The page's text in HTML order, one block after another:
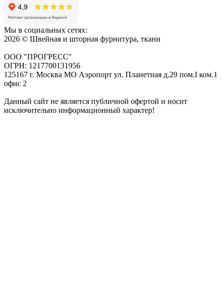
Мы в социальных сетях:
2026 © Швейная и шторная фурнитура, ткани
ООО "ПРОГРЕСС"
ОГРН: 1217700131956
125167 г. Москва МО Аэропорт ул. Планетная д.29 пом.I ком.1
офис 2
Данный сайт не является публичной офертой и носит
исключительно информационный характер!